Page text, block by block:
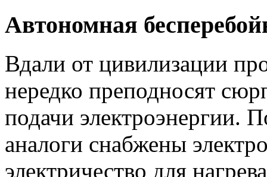
Автономная
Вдали от цивилизации
нередко преподносят
подачи электроэнергии.
аналоги снабжены
электричество для